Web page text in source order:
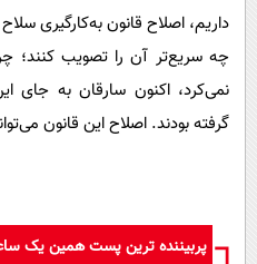
داریم، اصلاح قانون به‌کارگیری
چه سریع‌تر آن را تصویب کنند؛
نمی‌کرد، اکنون سارقان به جای
گرفته بودند. اصلاح این قانون
پربیننده ترین پست همین یک